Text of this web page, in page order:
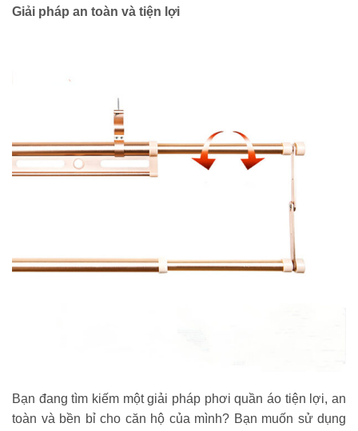
Giải pháp an toàn và tiện lợi
Bạn đang tìm kiếm một giải pháp phơi quần áo tiện lợi, an
toàn và bền bỉ cho căn hộ của mình? Bạn muốn sử dụng